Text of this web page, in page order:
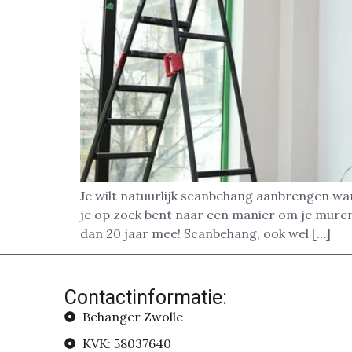
Je wilt natuurlijk scanbehang aanbrengen
je op zoek bent naar een manier om je
dan 20 jaar mee! Scanbehang, ook wel […]
Contactinformatie:
Behanger Zwolle
KVK: 58037640